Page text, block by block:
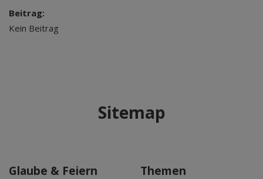
Beitrag:
Kein Beitrag
Sitemap
Glaube & Feiern Themen